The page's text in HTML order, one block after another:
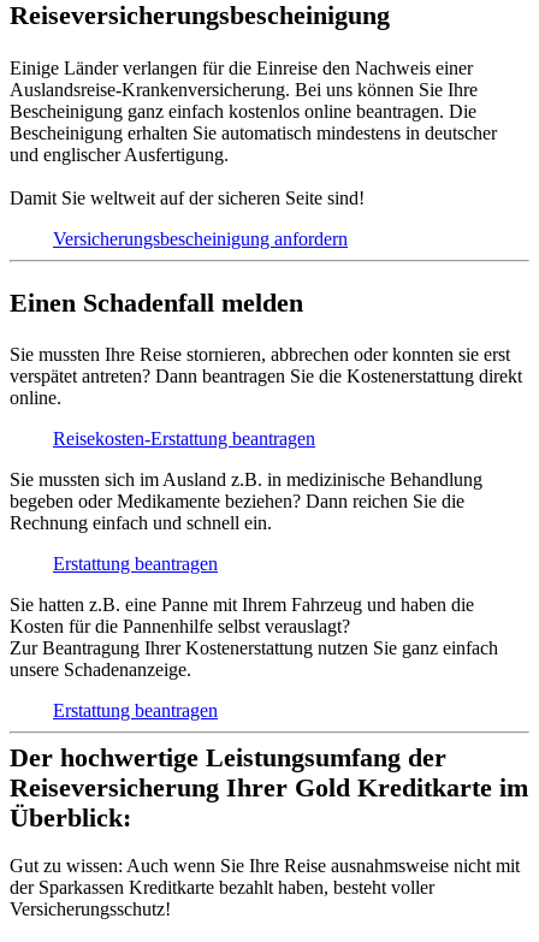
Reise­versich­erungs­beschei­nigung
Einige Länder verlangen für die Einreise den Nachweis einer
Auslandsreise-Krankenversicherung. Bei uns können Sie Ihre
Bescheinigung ganz einfach kostenlos online beantragen. Die
Bescheinigung erhalten Sie automatisch mindestens in deutscher
und englischer Ausfertigung.
Damit Sie weltweit auf der sicheren Seite sind!
Versicherungs­bescheinigung anfordern
Einen Schadenfall melden
Sie mussten Ihre Reise stornieren, abbrechen oder konnten sie erst
verspätet antreten? Dann beantragen Sie die Kostenerstattung direkt
online.
Reisekosten-Erstattung beantragen
Sie mussten sich im Ausland z.B. in medizinische Behandlung
begeben oder Medikamente beziehen? Dann reichen Sie die
Rechnung einfach und schnell ein.
Erstattung beantragen
Sie hatten z.B. eine Panne mit Ihrem Fahrzeug und haben die
Kosten für die Pannenhilfe selbst verauslagt?
Zur Beantragung Ihrer Kostenerstattung nutzen Sie ganz einfach
unsere Schadenanzeige.
Erstattung beantragen
Der hochwertige Leistungsumfang der
Reiseversicherung Ihrer Gold Kreditkarte im
Überblick:
Gut zu wissen: Auch wenn Sie Ihre Reise ausnahmsweise nicht mit
der Sparkassen Kreditkarte bezahlt haben, besteht voller
Versicherungsschutz!